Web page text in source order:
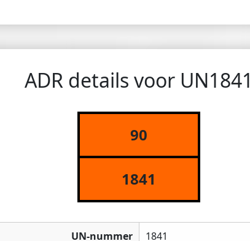
ADR details voor UN1841
90
1841
UN-nummer 1841